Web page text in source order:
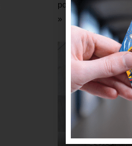
pozo de extracción
»